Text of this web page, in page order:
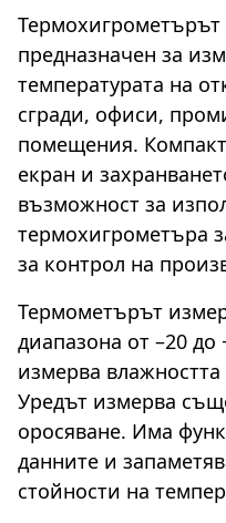
предназначен за
температурата на
сгради, офиси,
помещения.
екран и
възможност за
термохигрометъра
за контрол на
Термометърът
диапазона от –20 до
измерва
Уредът измерва
оросяване. Има
данните и
стойности на